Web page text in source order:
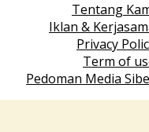
Tentang
Iklan &
Privacy
Term of
Pedoman Media